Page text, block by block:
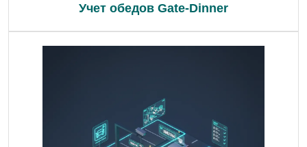
Учет обедов Gate-Dinner